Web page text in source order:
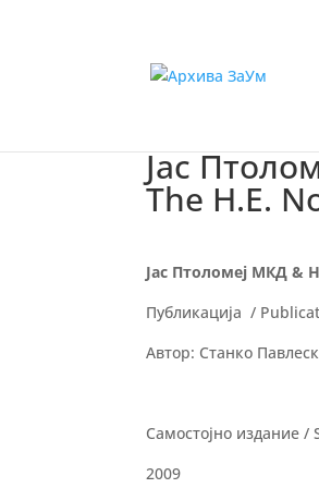
Јас
The H.E.
Јас Птоломеј МКД &
Публикација /
Автор: Станко
Самостојно издание
2009